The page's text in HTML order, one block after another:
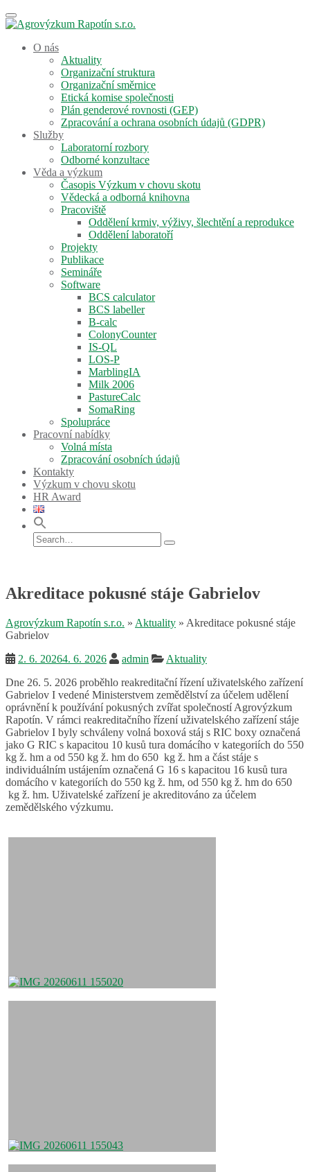
Skip
to
content
Toggle
navigation
O nás
Aktuality
Organizační struktura
Organizační směrnice
Etická komise společnosti
Plán genderové rovnosti (GEP)
Zpracování a ochrana osobních údajů (GDPR)
Služby
Laboratorní rozbory
Odborné konzultace
Věda a výzkum
Časopis Výzkum v chovu skotu
Vědecká a odborná knihovna
Pracoviště
Oddělení krmiv, výživy, šlechtění a reprodukce
Oddělení laboratoří
Projekty
Publikace
Semináře
Software
BCS calculator
BCS labeller
B-calc
ColonyCounter
IS-QL
LOS-P
MarblingIA
Milk 2006
PastureCalc
SomaRing
Spolupráce
Pracovní nabídky
Volná místa
Zpracování osobních údajů
Kontakty
Výzkum v chovu skotu
HR Award
Search
for:
Akreditace pokusné stáje Gabrielov
Agrovýzkum Rapotín s.r.o. » Aktuality » Akreditace pokusné stáje
Gabrielov
2. 6. 20264. 6. 2026 admin
Aktuality
Dne 26. 5. 2026 proběhlo reakreditační řízení uživatelského zařízení
Gabrielov I vedené Ministerstvem zemědělství za účelem udělení
oprávnění k používání pokusných zvířat společností Agrovýzkum
Rapotín. V rámci reakreditačního řízení uživatelského zařízení stáje
Gabrielov I byly schváleny volná boxová stáj s RIC boxy označená
jako G RIC s kapacitou 10 kusů tura domácího v kategoriích do 550
kg ž. hm a od 550 kg ž. hm do 650 kg ž. hm a část stáje s
individuálním ustájením označená G 16 s kapacitou 16 kusů tura
domácího v kategoriích do 550 kg ž. hm, od 550 kg ž. hm do 650
kg ž. hm. Uživatelské zařízení je akreditováno za účelem
zemědělského výzkumu.